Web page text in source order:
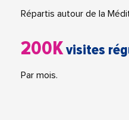
Répartis autour de la
200Kvisites
Par mois.